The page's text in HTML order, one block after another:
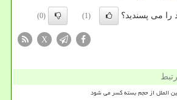
را می پسندید؟ (1)
(0)
X
الملل از حجم بسته کسر می شود